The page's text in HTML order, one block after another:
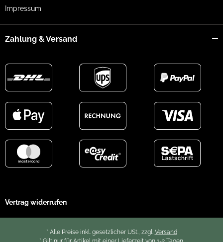
Impressum
Zahlung & Versand
Vertrag widerrufen
* Alle Preise inkl. gesetzlicher USt., zzgl. Versand